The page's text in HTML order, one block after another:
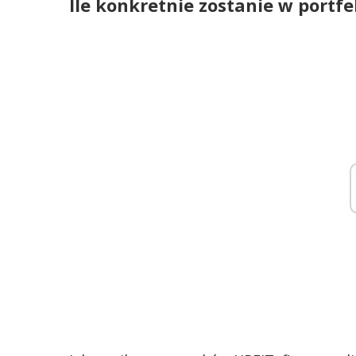
Ile konkretnie zostanie w